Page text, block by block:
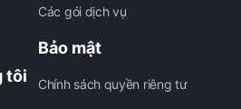
tôi
Các gói dịch vụ
Bảo mật
Chính sách quyền riêng tư